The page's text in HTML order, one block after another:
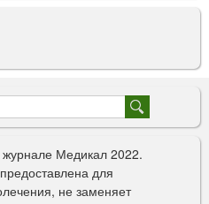
журнале Медикал 2022.
для
не заменяет